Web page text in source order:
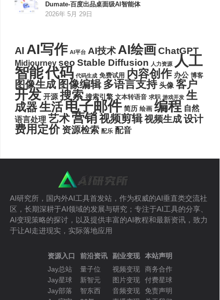
Dumate-百度出品桌面级AI智能体
2026年 5月 29日
AI AI写作 AI平台 AI技术AI绘画ChatGPT
Midjourney seo Stable Diffusion 人力资源 人工
智能代码 代码生成 免费试用 内容创作 办公 博客
图像生成 图像编辑 多语言支持 头像 客户
开发 开源 搜索 搜索引擎 文本转语音 求职 游戏开发 生
成器生活电子邮件 简历 绘画 编程 自然
语言处理 艺术营销视频剪辑视频生成设计
费用定价 资源检索 配乐 配音
AI研究所，国内外AI工具首发站，作为权威的AI垂直类交流社
区，长期深耕于AI领域的发展与研究；专注于AI工具的分享、
AI变现策略的探讨，以及提供丰富的AI教程和最新资讯，致力
于让AI走进现实，实际落地应用
资源入口
Jay总站
Jay星球
Jay部落
前沿资讯
量子位
新智元
智东西
副业变现
视频变现
图片变现
音频变现
本站声明
商务合作
付费星球
免责声明